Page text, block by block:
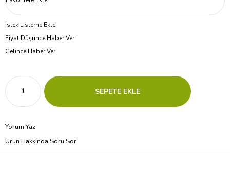
İstek Listeme Ekle
Fiyat Düşünce Haber Ver
Gelince Haber Ver
Yorum Yaz
Ürün Hakkında Soru Sor